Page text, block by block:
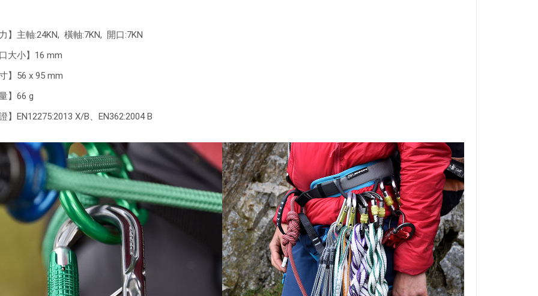
】主軸:24KN, 橫軸:7KN, 開口:7KN
大小】16 mm
】56 x 95 mm
】66 g
】EN12275:2013 X/B、EN362:2004 B